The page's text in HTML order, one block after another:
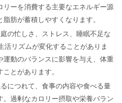
リーを消費する主要なエネルギー源
肪が蓄積しやすくなります。
の忙しさ、ストレス、睡眠不足な
活リズムが変化することがありま
運動のバランスに影響を与え、体重
とがあります。
につれて、食事の内容や食べる量
。過剰なカロリー摂取や栄養バラン